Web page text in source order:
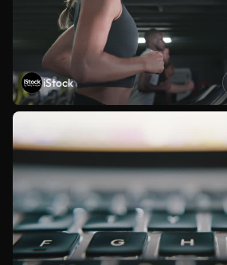
iStock